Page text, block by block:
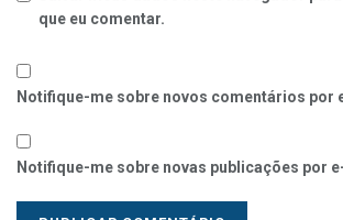
que eu comentar.
Notifique-me sobre novos comentários por
Notifique-me sobre novas publicações por